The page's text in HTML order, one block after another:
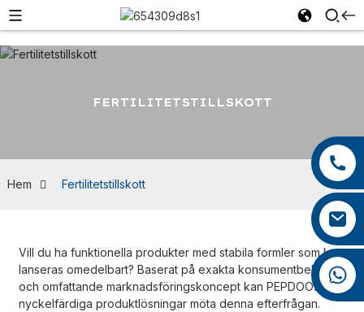
+86 13959222339
+86 18965423693
FERTILITETSTILLSKOTT
Hem Fertilitetstillskott
Vill du ha funktionella produkter med stabila formler som kan
lanseras omedelbart? Baserat på exakta konsumentbehov
och omfattande marknadsföringskoncept kan PEPDOOs
nyckelfärdiga produktlösningar möta denna efterfrågan.